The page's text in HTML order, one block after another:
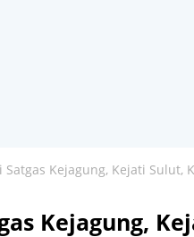
Satgas Kejagung, Kejati Sulut,
Kejagung,